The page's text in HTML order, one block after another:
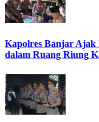
Kapolres Banjar Ajak
dalam Ruang Riung